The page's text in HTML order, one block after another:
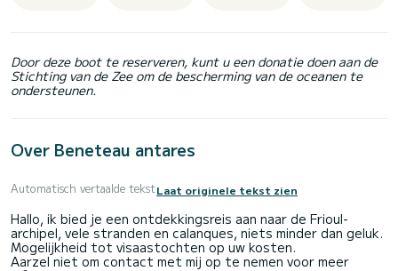
Door deze boot te reserveren, kunt u een donatie doen aan de
Stichting van de Zee om de bescherming van de oceanen te
ondersteunen.
Over Beneteau antares
Automatisch vertaalde tekstLaat originele tekst zien
Hallo, ik bied je een ontdekkingsreis aan naar de Frioul-
archipel, vele stranden en calanques, niets minder dan geluk.
Mogelijkheid tot visaastochten op uw kosten.
Aarzel niet om contact met mij op te nemen voor meer